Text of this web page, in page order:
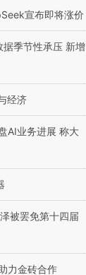
宣布即将涨价
据季节性承压 新增
经济
AI业务进展 称大
被罢免第十四届
力金砖合作